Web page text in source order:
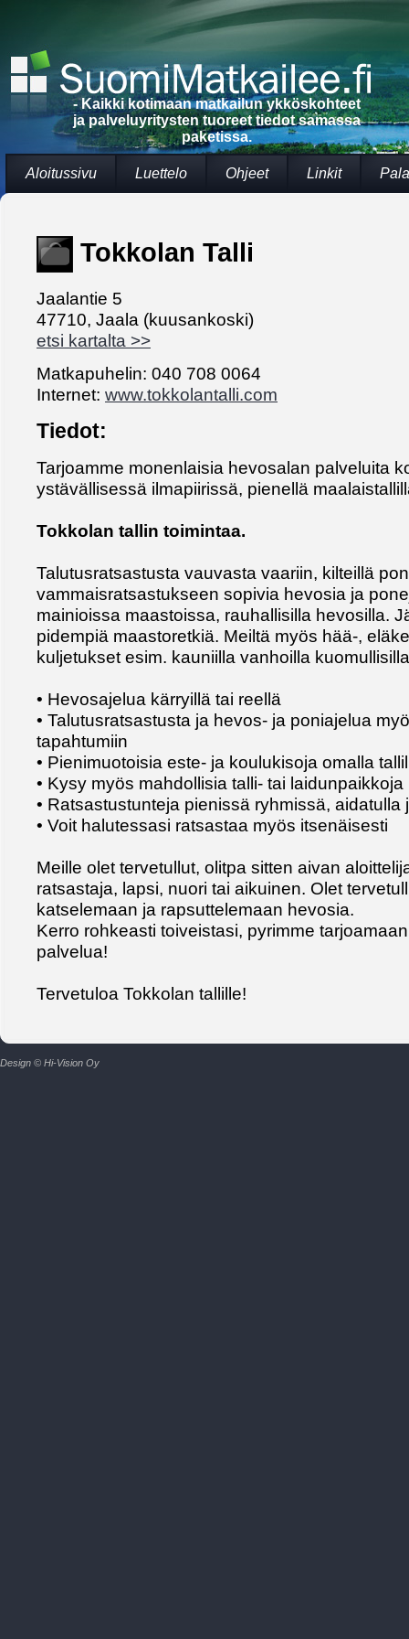
- Kaikki kotimaan matkailun ykköskohteet
ja palveluyritysten tuoreet tiedot samassa
paketissa.
Aloitussivu Luettelo Ohjeet Linkit
Tokkolan Talli
Jaalantie 5
47710, Jaala (kuusankoski)
etsi kartalta >>
Matkapuhelin: 040 708 0064
Internet: www.tokkolantalli.com
Tiedot:
Tarjoamme monenlaisia hevosalan palveluita
ystävällisessä ilmapiirissä, pienellä
Tokkolan tallin toimintaa.
Talutusratsastusta vauvasta vaariin, kilteillä
vammaisratsastukseen sopivia hevosia ja
mainioissa maastoissa, rauhallisilla hevosilla.
pidempiä maastoretkiä. Meiltä myös hää-,
kuljetukset esim. kauniilla vanhoilla
• Hevosajelua kärryillä tai reellä
• Talutusratsastusta ja hevos- ja poniajelua
tapahtumiin
• Pienimuotoisia este- ja koulukisoja omalla
• Kysy myös mahdollisia talli- tai laidunpaikkoja
• Ratsastustunteja pienissä ryhmissä, aidatulla
• Voit halutessasi ratsastaa myös itsenäisesti
Meille olet tervetullut, olitpa sitten aivan
ratsastaja, lapsi, nuori tai aikuinen. Olet
katselemaan ja rapsuttelemaan hevosia.
Kerro rohkeasti toiveistasi, pyrimme
palvelua!
Tervetuloa Tokkolan tallille!
Design © Hi-Vision Oy